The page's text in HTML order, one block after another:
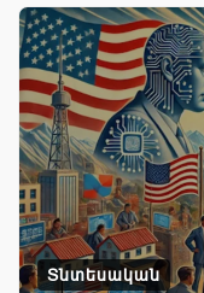
Տնտեսական